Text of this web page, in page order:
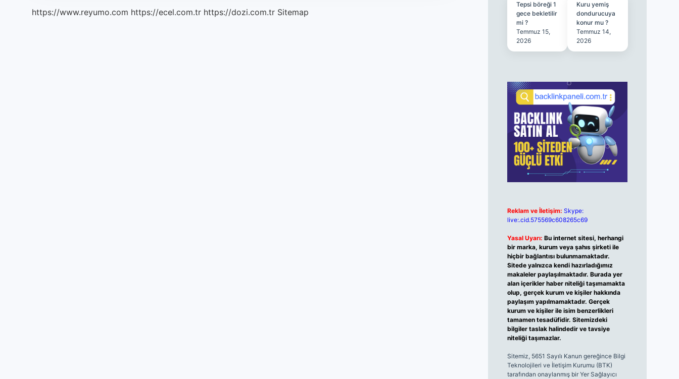
https://www.reyumo.com https://ecel.com.tr https://dozi.com.tr Sitemap
Tepsi böreği 1
gece bekletilir
mi ?
Temmuz 15,
2026
Kuru yemiş
dondurucuya
konur mu ?
Temmuz 14,
2026
Reklam ve İletişim: Skype:
live:.cid.575569c608265c69
Yasal Uyarı: Bu internet sitesi, herhangi
bir marka, kurum veya şahıs şirketi ile
hiçbir bağlantısı bulunmamaktadır.
Sitede yalnızca kendi hazırladığımız
makaleler paylaşılmaktadır. Burada yer
alan içerikler haber niteliği taşımamakta
olup, gerçek kurum ve kişiler hakkında
paylaşım yapılmamaktadır. Gerçek
kurum ve kişiler ile isim benzerlikleri
tamamen tesadüfidir. Sitemizdeki
bilgiler taslak halindedir ve tavsiye
niteliği taşımazlar.
Sitemiz, 5651 Sayılı Kanun gereğince Bilgi
Teknolojileri ve İletişim Kurumu (BTK)
tarafından onaylanmış bir Yer Sağlayıcı